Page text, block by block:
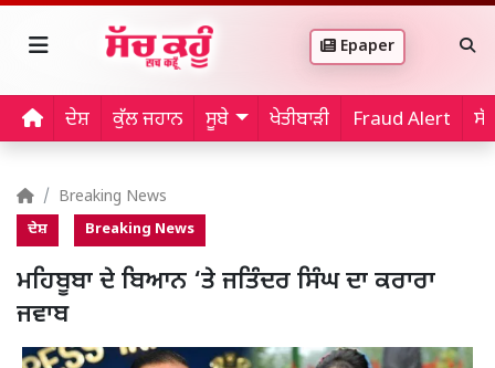
Epaper
ਦੇਸ਼ ਕੁੱਲ ਜਹਾਨ ਸੂਬੇ ਖੇਤੀਬਾੜੀ Fraud Alert
Breaking News
ਦੇਸ਼ Breaking News
ਮਹਿਬੂਬਾ ਦੇ ਬਿਆਨ ‘ਤੇ ਜਤਿੰਦਰ ਸਿੰਘ ਦਾ ਕਰਾਰਾ
ਜਵਾਬ